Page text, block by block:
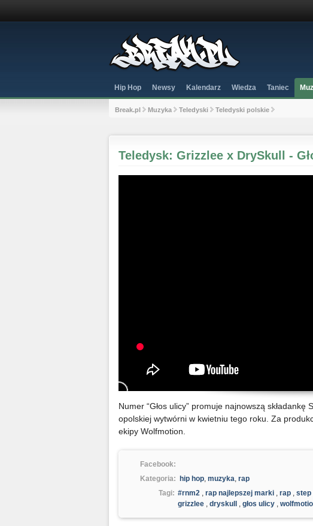
Hip Hop Newsy Kalendarz Wiedza Taniec
Break.pl Muzyka Teledyski Teledyski polskie
Teledysk: Grizzlee x DrySkull -
Numer “Głos ulicy” promuje najnowszą składankę
opolskiej wytwórni w kwietniu tego roku. Za
ekipy Wolfmotion.
Facebook:
Kategoria:
hip hop, muzyka, rap
Tagi: #rnm2 , rap najlepszej marki , rap , step
grizzlee , dryskull , głos ulicy ,